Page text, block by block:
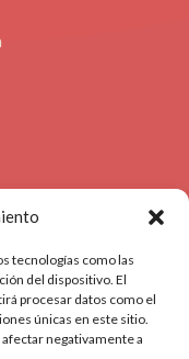
tecnologías como las
del dispositivo. El
procesar datos como el
únicas en este sitio.
negativamente a